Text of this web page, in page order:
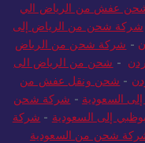
عفش من الرياض الي
شركة شحن من الرياض إلى
- شركة شحن من الرياض
- شحن من الرياض الى
- شحن ونقل عفش من
السعودية - شركة شحن
إلى السعودية - شركة
شحن من السعودية